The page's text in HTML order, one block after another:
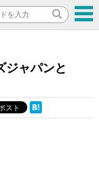
ジャパンと